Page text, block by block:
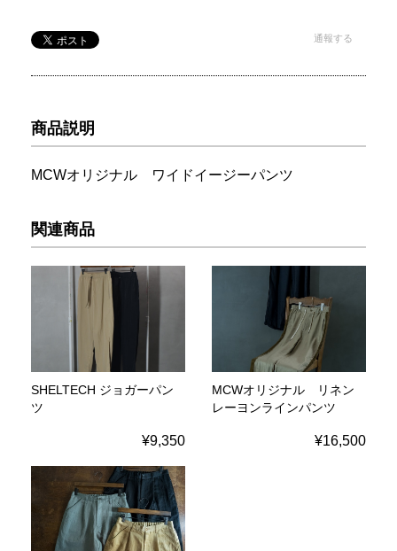
通報する
商品説明
MCWオリジナル ワイドイージーパンツ
関連商品
SHELTECH ジョガーパン
ツ
¥9,350
MCWオリジナル リネン
レーヨンラインパンツ
¥16,500